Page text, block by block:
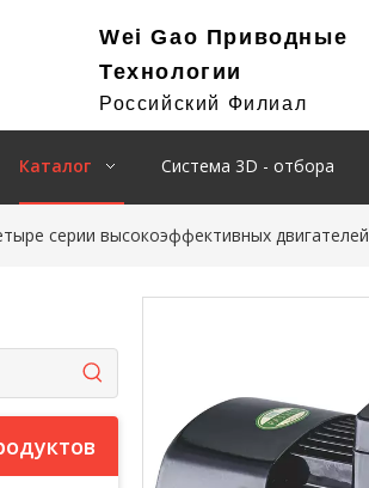
Wei Gao Приводные
Технологии
Российский Филиал
Каталог Система 3D - отбора
серии высокоэффективных двигателей